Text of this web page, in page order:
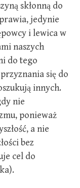
skłonną do
jedynie
i lewica w
naszych
do tego
się do
innych.
nie
ponieważ
a nie
bez
cel do